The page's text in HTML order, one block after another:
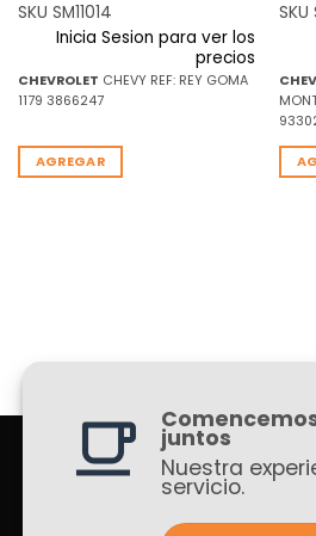
SKU SM11014
Inicia Sesion para ver los
precios
CHEVROLET CHEVY REF: REY GOMA
1179 3866247
AGREGAR
SKU
juntos
Nuestra
servicio.